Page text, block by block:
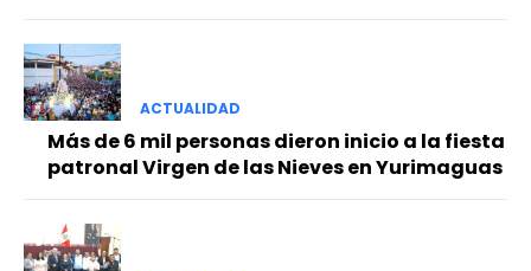
━ Planes
ACTUALIDAD
Más de 6 mil personas dieron inicio a la fiesta
patronal Virgen de las Nieves en Yurimaguas